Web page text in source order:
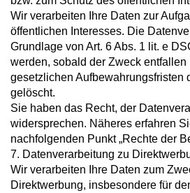
Wir verarbeiten Ihre Daten zur
öffentlichen Interesses. Die
Grundlage von Art. 6 Abs. 1 lit. e
werden, sobald der Zweck entfallen
gesetzlichen Aufbewahrungsfristen
gelöscht.
Sie haben das Recht, der
widersprechen. Näheres erfahren
nachfolgenden Punkt „Rechte der
7. Datenverarbeitung zu
Wir verarbeiten Ihre Daten zum
Direktwerbung, insbesondere für